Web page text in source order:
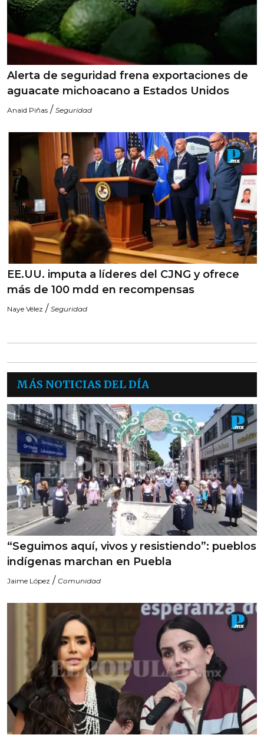
Alerta de seguridad frena exportaciones de
aguacate michoacano a Estados Unidos
Anaid Piñas / Seguridad
EE.UU. imputa a líderes del CJNG y ofrece
más de 100 mdd en recompensas
Naye Vélez / Seguridad
MÁS NOTICIAS DEL DÍA
“Seguimos aquí, vivos y resistiendo”: pueblos
indígenas marchan en Puebla
Jaime López / Comunidad